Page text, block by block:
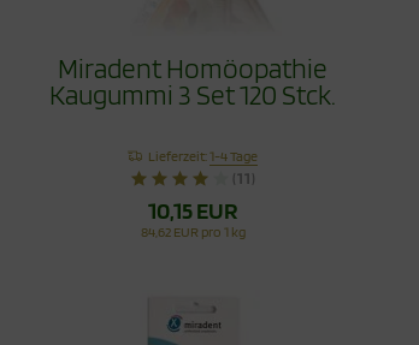
Miradent Homöopathie
Kaugummi 3 Set 120 Stck.
Lieferzeit:1-4 Tage
(11)
10,15 EUR
84,62 EUR pro 1 kg